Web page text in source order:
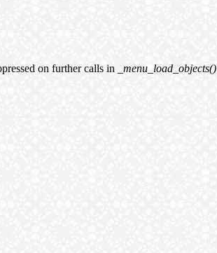
on further calls in _menu_load_objects()